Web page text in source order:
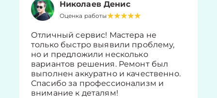
Николаев Денис
Оценка работы
Отличный сервис! Мастера не
только быстро выявили проблему,
но и предложили несколько
вариантов решения. Ремонт был
выполнен аккуратно и качественно.
Спасибо за профессионализм и
внимание к деталям!